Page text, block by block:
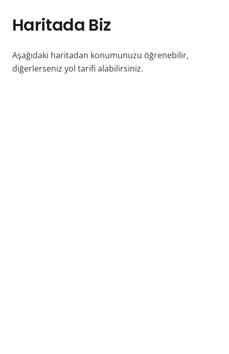
Haritada Biz
Aşağıdaki haritadan konumunuzu öğrenebilir,
diğerlerseniz yol tarifi alabilirsiniz.